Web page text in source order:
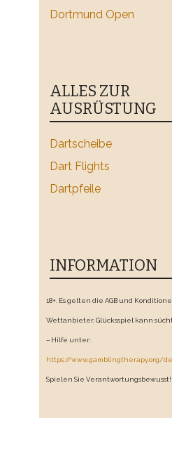
Dortmund Open
ALLES ZUR
AUSRÜSTUNG
Dartscheibe
Dart Flights
Dartpfeile
INFORMATION
18+. Es gelten die AGB und
Wettanbieter. Glücksspiel kann
– Hilfe unter:
https://www.gamblingtherapy.org/
Spielen Sie Verantwortungsbewusst!